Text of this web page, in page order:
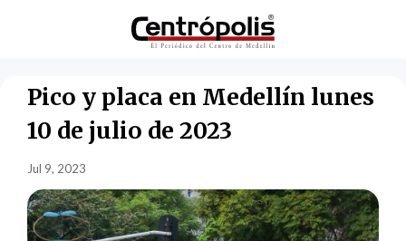
Pico y placa en Medellín lunes
10 de julio de 2023
Jul 9, 2023